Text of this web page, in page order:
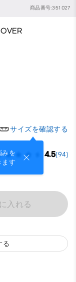
商品番号:351027
サイズを確認する
みを
ます
4.5(94)
入れる
る